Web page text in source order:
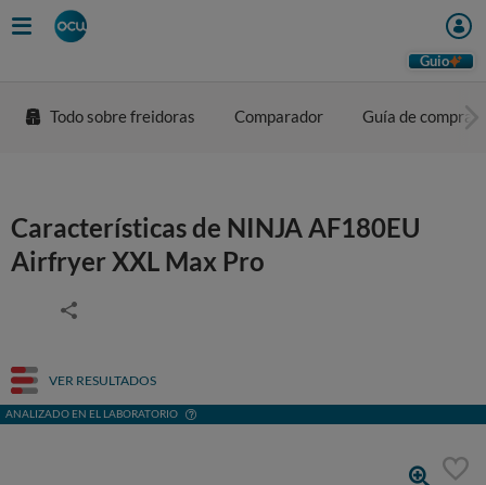
Guio
Todo sobre freidoras Comparador Guía de compra
Características de NINJA AF180EU
Airfryer XXL Max Pro
VER RESULTADOS
ANALIZADO EN EL LABORATORIO